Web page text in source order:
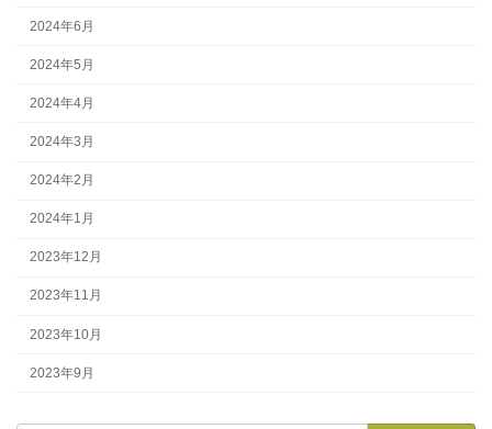
2024年6月
2024年5月
2024年4月
2024年3月
2024年2月
2024年1月
2023年12月
2023年11月
2023年10月
2023年9月